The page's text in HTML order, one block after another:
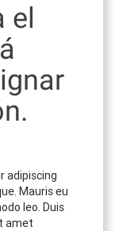
el
adipiscing
Mauris eu
leo. Duis
amet